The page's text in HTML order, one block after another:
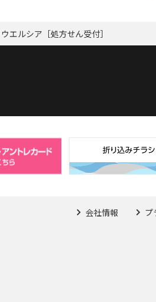
ウエルシア［処方せん受付］
会社情報 プ